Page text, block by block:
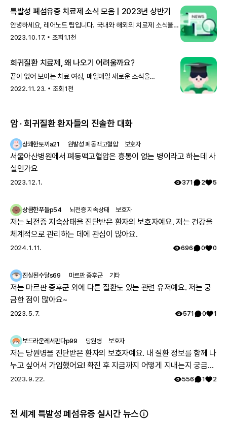
이 외에도 폐의 기능과 상태를 평가하기 위한 폐 기능 검사Pulmonary
function test 를 시행합니다. 또한, 증상이나 특징이 비슷한 다른 질환과 구
를 하는 경
세척액을 회수해 분석하는 검사입니다.
한편, 특발성 폐섬유증을 진단할 수 있는 혈액 검사는 없습니다. 또한, 가
족성 폐섬유증은 유전자 검사로 유전자 변이를 확인해야 합니다.
관련 유전자
MUC5B유전자 변이는 기관지 가장 끝부분인
성해 폐에 손상을 일으킵니다.
이 유전자 변이는 산발성 폐섬유증 환자의 약 38%, 가족성 폐섬유증 환
자의 약 34%에게서 발견됩니다.
TERC, TERT
TERC유전자와
생성을 담당합니다. 따라서 이 유전자에 변이가 있는 특발성 폐섬유증 환
자는 비정상적인 텔로머라아제 효소로 인해 폐 기능의 저하가 가속화되
두 유전자 변이는 산발성 폐섬유증 환자의 약 25%, 가족성 폐섬유증 환
자의 약 15%에게서 발견됩니다.
유전 방식
100% 상염색체
특발성 폐섬유증으로 진단을 받았다면?
질환을 인증하고 다양한 혜택을 누려보세요.
the 2011 ATS/ERS/JRS/ALAT statuent. Int J Tuberc Lung Dis.
특발성 폐섬유증 치료제 소식 모음 | 2023년 상반기
안녕하세요, 레어노트 팀입니다. 국내와 해외의 치료제 소식을
매주 전달해 드리는 의학 소식, 잘 보고 계신가요? 작년부터
2023. 10. 17. 조회1.1천
희귀질환 치료제, 왜 나오기 어려울까요?
끝이 없어 보이는 치료 여정, 매일매일 새로운 소식을
기다리느라 힘드시죠? 내 치료제는 언제 나오는 것일까?
2022. 11. 23. 조회1천
암 · 희귀질환 환자들의 진솔한 대화
상쾌한토끼a21 원발성 폐동맥고혈압 보호자
서울아산병원에서 폐동맥고혈압은 흉통이 없는 병이라고 하는데 사
실인가요
2023. 12. 1. 371 2 5
상큼한푸들p54 뇌전증 지속상태 보호자
저는 뇌전증 지속상태을 진단받은 환자의 보호자예요. 저는 건강을
체계적으로 관리하는 데에 관심이 많아요.
2024. 1. 11. 696 0 0
진실된수달s69 마르판 증후군 기타
저는 마르판 증후군 외에 다른 질환도 있는 관련 유저예요. 저는 궁
금한 점이 많아요~
2023. 5. 7. 571 0 1
보드라운레서판다p99 당원병 보호자
저는 당원병을 진단받은 환자의 보호자예요. 내 질환 정보를 함께 나
누고 싶어서 가입했어요! 확진 후 지금까지 어떻게 지내는지 궁금해
요 🔍
2023. 9. 22. 556 1 2
전 세계 특발성 폐섬유증 실시간 뉴스